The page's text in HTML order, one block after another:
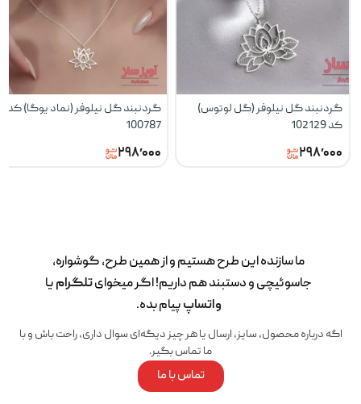
گردنبند گل نیلوفر (گل لوتوس)
کد 102129
۲۹۸٬۰۰۰
گردنبند گل نیلوفر (نماد یوگا) کد
100787
۲۹۸٬۰۰۰
ما سازنده این طرح‌ هستیم و از همین طرح، گوشواره،
جاسوئیچی و دستبند هم داریم! اگر میخوایتلگرامیا
واتساپپیام بده.
اگه درباره محصول، سایز، ارسال یا هر چیز دیگه‌ای سوال داری، راحت باش و با
ما تماس بگیر.
تماس با ما